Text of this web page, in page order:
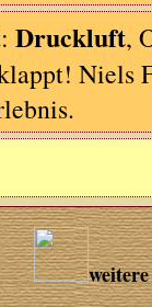
Druckluft,
Niels